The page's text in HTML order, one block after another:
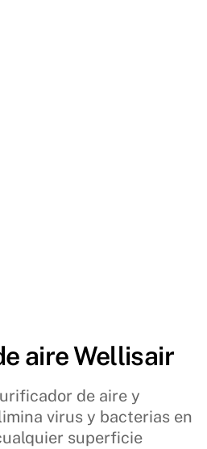
aire Wellisair
de aire y
virus y bacterias en
superficie